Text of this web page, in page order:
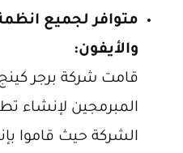
متوافر لجميع
والأيفون:
قامت شركة برجر
المبرمجين لإنشاء
الشركة حيث قاموا